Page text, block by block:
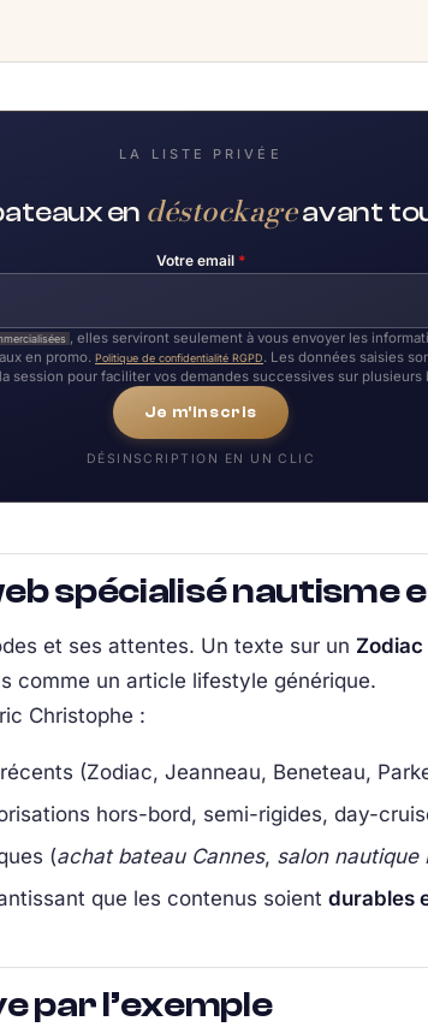
LA LISTE PRIVÉE
en déstockageavant
Votre email *
, elles serviront seulement à vous envoyer les
en promo. Politique de confidentialité RGPD. Les données saisies
session pour faciliter vos demandes successives sur plusieurs
Je m'inscris
DÉSINSCRIPTION EN UN CLIC
spécialisé nautisme
et ses attentes. Un texte sur un Zodiac
comme un article lifestyle générique.
Christophe :
(Zodiac, Jeanneau, Beneteau,
hors-bord, semi-rigides, day-
(achat bateau Cannes, salon nautique
que les contenus soient durables
par l’exemple